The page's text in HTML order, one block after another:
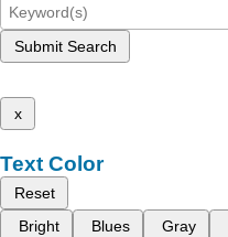
Submit Search
x
Text Color
Reset
Bright
Blues Gray